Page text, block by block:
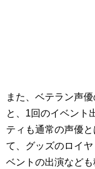
また、ベテラン声
と、1回のイベント
ティも通常の声優
て、グッズのロイ
ベントの出演など